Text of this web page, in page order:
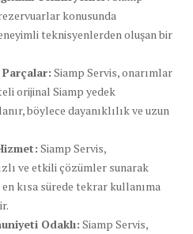
konusunda
teknisyenlerden oluşan bir
Siamp Servis, onarımlar
orijinal Siamp yedek
böylece dayanıklılık ve uzun
Siamp Servis,
ve etkili çözümler sunarak
kısa sürede tekrar kullanıma
Odaklı: Siamp Servis,